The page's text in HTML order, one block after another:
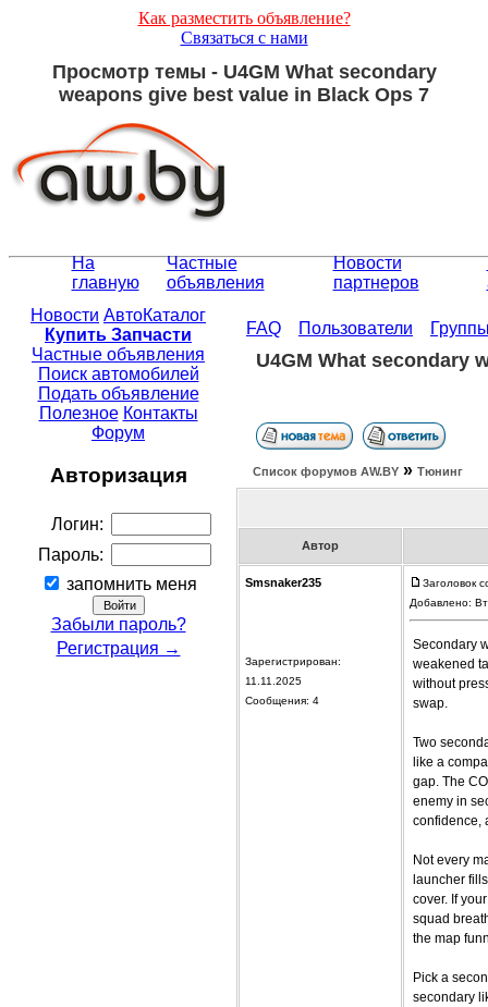
Как разместить объявление?
Связаться с нами
Просмотр темы - U4GM What secondary
weapons give best value in Black Ops 7
На
главную
Частные
объявления
Новости
партнеров
Новости АвтоКаталог
Купить Запчасти
Частные объявления
Поиск автомобилей
Подать объявление
Полезное Контакты
Форум
Авторизация
Логин:
Пароль:
запомнить меня
Забыли пароль?
Регистрация →
FAQ Пользователи
U4GM What secondary
Список форумов АW.BY » Тюнинг
Автор
Smsnaker235
Зарегистрирован:
11.11.2025
Сообщения: 4
Заголовок
Добавлено:
Secondary
weakened
without
swap.
Two
like a
gap. The
enemy in
confidence,
Not every
launcher
cover. If
squad
the map
Pick a
secondary